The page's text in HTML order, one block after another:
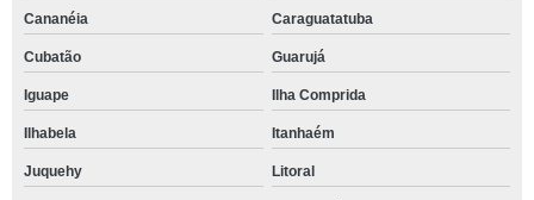
Cananéia Caraguatatuba
Cubatão Guarujá
Iguape Ilha Comprida
Ilhabela Itanhaém
Juquehy Litoral